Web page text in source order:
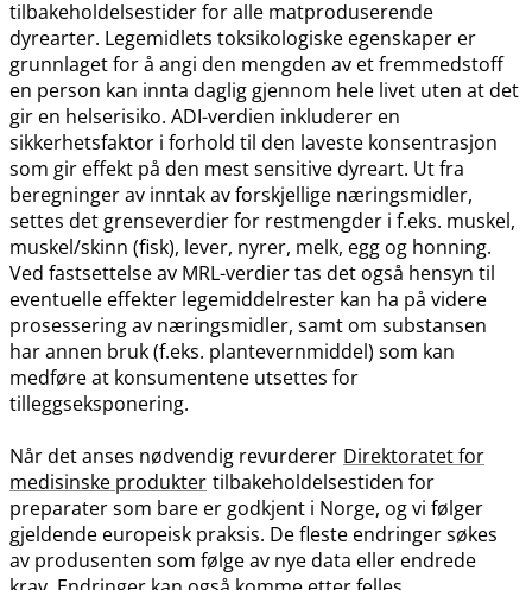
tilbakeholdelsestider for alle matproduserende
dyrearter. Legemidlets toksikologiske egenskaper er
grunnlaget for å angi den mengden av et fremmedstoff
en person kan innta daglig gjennom hele livet uten at det
gir en helserisiko. ADI-verdien inkluderer en
sikkerhetsfaktor i forhold til den laveste konsentrasjon
som gir effekt på den mest sensitive dyreart. Ut fra
beregninger av inntak av forskjellige næringsmidler,
settes det grenseverdier for restmengder i f.eks. muskel,
muskel​/​skinn (fisk), lever, nyrer, melk, egg og honning.
Ved fastsettelse av MRL-verdier tas det også hensyn til
eventuelle effekter legemiddelrester kan ha på videre
prosessering av næringsmidler, samt om substansen
har annen bruk (f.eks. plantevernmiddel) som kan
medføre at konsumentene utsettes for
tilleggseksponering.
Når det anses nødvendig revurderer Direktoratet for
medisinske produkter tilbakeholdelsestiden for
preparater som bare er godkjent i Norge, og vi følger
gjeldende europeisk praksis. De fleste endringer søkes
av produsenten som følge av nye data eller endrede